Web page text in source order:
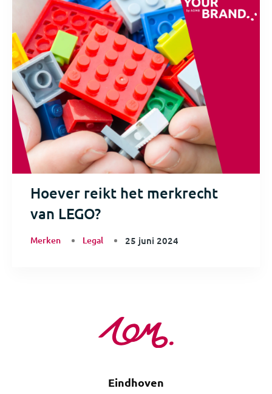
Hoever reikt het merkrecht
van LEGO?
Merken Legal 25 juni 2024
Eindhoven